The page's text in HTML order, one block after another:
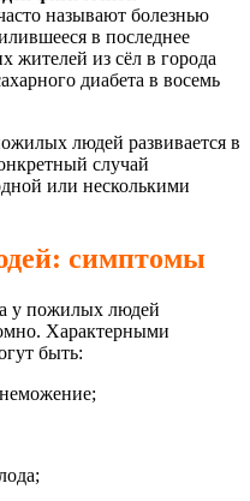
называют болезнью
в последнее
жителей из сёл в города
диабета в восемь
людей развивается в
случай
или несколькими
симптомы
у пожилых людей
Характерными
быть: